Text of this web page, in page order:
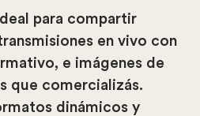
para compartir
en vivo con
e imágenes de
que comercializás.
dinámicos y